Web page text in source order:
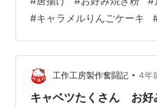
などと、言っていましたが
しまったような気がしまし
栗粉であげたものと比べて
気がしたのは、塩麹に漬け
もしれません。） キャラメ
「へたおやつ」のレシピ）
#キャラメルりんごケーキ
工作工房製作奮闘記 • 4年
キャベツたくさん お好